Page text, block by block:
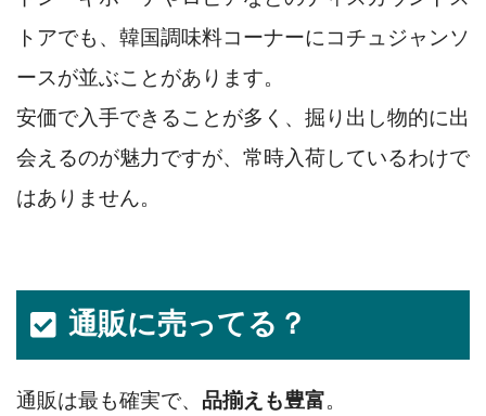
トアでも、韓国調味料コーナーにコチュジャンソ
ースが並ぶことがあります。
安価で入手できることが多く、掘り出し物的に出
会えるのが魅力ですが、常時入荷しているわけで
はありません。
通販に売ってる？
通販は最も確実で、 品揃えも豊富。